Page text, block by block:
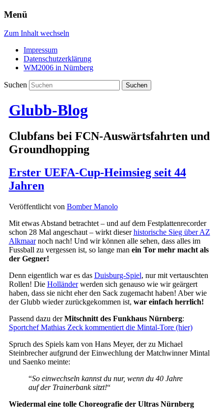
Menü
Zum Inhalt wechseln
Impressum
Datenschutzerklärung
WM2006 in Nürnberg
Suchen
Glubb-Blog
Clubfans bei FCN-Auswärtsfahrten und
Groundhopping
Erster UEFA-Cup-Heimsieg seit 44
Jahren
Veröffentlicht von Bomber Manolo
Mit etwas Abstand betrachtet – und auf dem Festplattenrecorder
schon 28 Mal angeschaut – wirkt dieserhistorische Sieg über AZ
Alkmaarnoch nach! Und wir können alle sehen, dass alles im
Fussball zu vergessen ist, so lange man ein Tor mehr macht als
der Gegner!
Denn eigentlich war es das Duisburg-Spiel, nur mit vertauschten
Rollen! Die Holländerwerden sich genauso wie wir geärgert
haben, dass sie nicht eher den Sack zugemacht haben! Aber wie
der Glubb wieder zurückgekommen ist, war einfach herrlich!
Passend dazu derMitschnitt des Funkhaus Nürnberg:
Sportchef Mathias Zeck kommentiert die Mintal-Tore (hier)
Spruch des Spiels kam von Hans Meyer, der zu Michael
Steinbrecher aufgrund der Einwechlung der Matchwinner Mintal
und Saenko meinte:
“So einwechseln kannst du nur, wenn du 40 Jahre
auf der Trainerbank sitzt!“
Wiedermal eine tolle Choreografie der Ultras Nürnberg